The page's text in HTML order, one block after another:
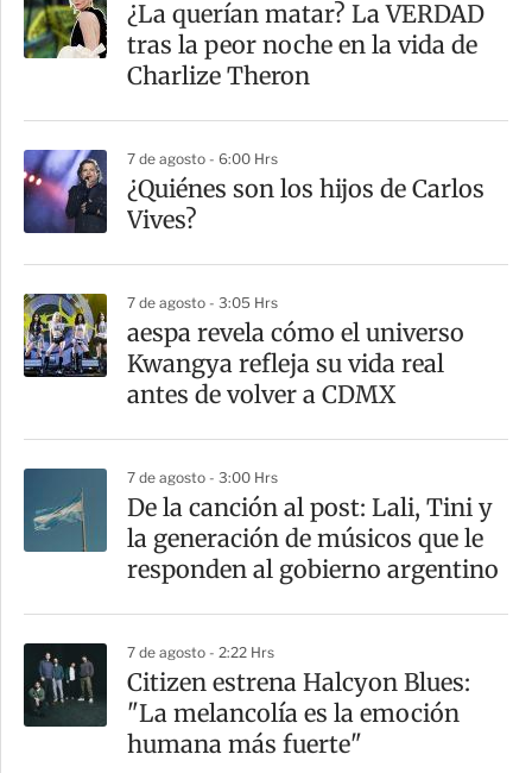
r
t
¿La querían matar? La VERDAD
tras la peor noche en la vida de
Charlize Theron
7 de agosto - 6:00 Hrs
¿Quiénes son los hijos de Carlos
Vives?
7 de agosto - 3:05 Hrs
aespa revela cómo el universo
Kwangya refleja su vida real
antes de volver a CDMX
7 de agosto - 3:00 Hrs
De la canción al post: Lali, Tini y
la generación de músicos que le
responden al gobierno argentino
7 de agosto - 2:22 Hrs
Citizen estrena Halcyon Blues:
"La melancolía es la emoción
humana más fuerte"